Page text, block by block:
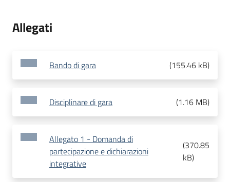
Allegati
Bando di gara (155.46 kB)
Disciplinare di gara (1.16 MB)
Allegato 1 - Domanda di
partecipazione e dichiarazioni
integrative
(370.85
kB)